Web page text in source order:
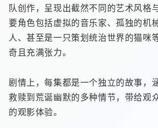
队创作，呈现出截然不同的艺术风格
要角色包括虚拟的音乐家、孤独的机
人、甚至是一只策划统治世界的猫咪
奇且充满张力。
剧情上，每集都是一个独立的故事，
救赎到荒诞幽默的多种情节，带给观
的观影体验。